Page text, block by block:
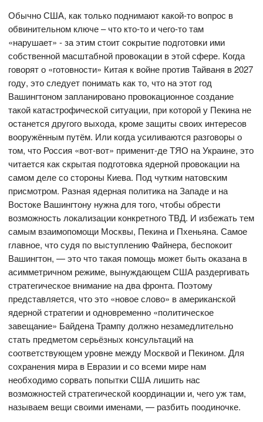
Обычно США, как только поднимают какой-то вопрос в
обвинительном ключе – что кто-то и чего-то там
«нарушает» - за этим стоит сокрытие подготовки ими
собственной масштабной провокации в этой сфере. Когда
говорят о «готовности» Китая к войне против Тайваня в 2027
году, это следует понимать как то, что на этот год
Вашингтоном запланировано провокационное создание
такой катастрофической ситуации, при которой у Пекина не
останется другого выхода, кроме защиты своих интересов
вооружённым путём. Или когда усиливаются разговоры о
том, что Россия «вот-вот» применит-де ТЯО на Украине, это
читается как скрытая подготовка ядерной провокации на
самом деле со стороны Киева. Под чутким натовским
присмотром. Разная ядерная политика на Западе и на
Востоке Вашингтону нужна для того, чтобы обрести
возможность локализации конкретного ТВД. И избежать тем
самым взаимопомощи Москвы, Пекина и Пхеньяна. Самое
главное, что судя по выступлению Файнера, беспокоит
Вашингтон, — это что такая помощь может быть оказана в
асимметричном режиме, вынуждающем США раздергивать
стратегическое внимание на два фронта. Поэтому
представляется, что это «новое слово» в американской
ядерной стратегии и одновременно «политическое
завещание» Байдена Трампу должно незамедлительно
стать предметом серьёзных консультаций на
соответствующем уровне между Москвой и Пекином. Для
сохранения мира в Евразии и со всеми мире нам
необходимо сорвать попытки США лишить нас
возможностей стратегической координации и, чего уж там,
называем вещи своими именами, — разбить поодиночке.